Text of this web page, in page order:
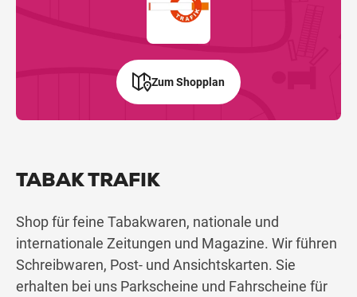
TABAK TRAFIK
Shop für feine Tabakwaren, nationale und
internationale Zeitungen und Magazine. Wir führen
Schreibwaren, Post- und Ansichtskarten. Sie
erhalten bei uns Parkscheine und Fahrscheine für
Zum Shopplan